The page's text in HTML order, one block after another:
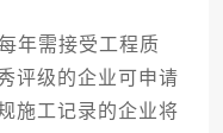
需接受工程质
评级的企业可申请
施工记录的企业将